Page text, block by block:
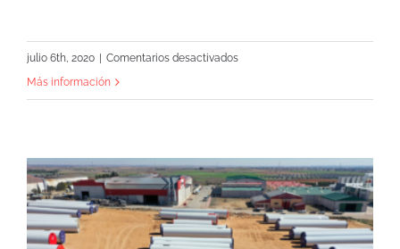
julio 6th, 2020 Comentarios desactivadosen
para
el
Parque
Más información